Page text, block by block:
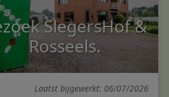
SlegersHof &
Rosseels.
Laatst bijgewerkt: 06/07/2026